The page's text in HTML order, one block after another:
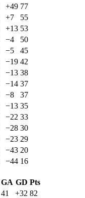
+49 77
+7
55
+13 53
−4
50
−5
45
−19 42
−13 38
−14 37
−8
37
−13 35
−22 33
−28 30
−23 29
−43 20
−44 16
GA GD Pts
41 +32 82